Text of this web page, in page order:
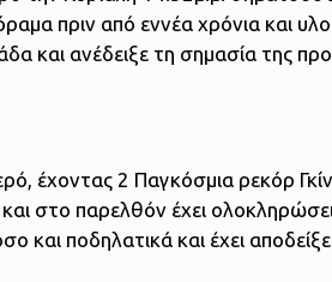
πριν από εννέα χρόνια και
και ανέδειξε τη σημασία της
έχοντας 2 Παγκόσμια ρεκόρ
στο παρελθόν έχει
ποδηλατικά και έχει